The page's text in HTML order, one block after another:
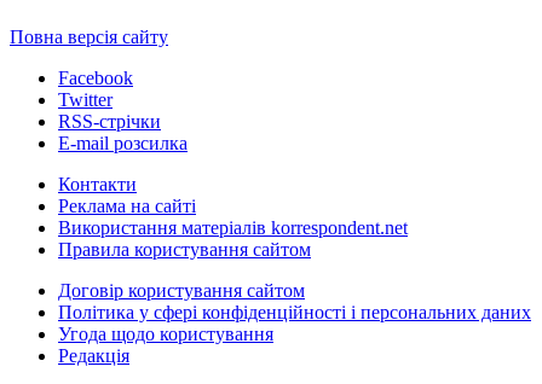
Повна версія сайту
Facebook
Twitter
RSS-стрічки
E-mail розсилка
Контакти
Реклама на сайті
Використання матеріалів korrespondent.net
Правила користування сайтом
Договір користування сайтом
Політика у сфері конфіденційності і персональних даних
Угода щодо користування
Редакція